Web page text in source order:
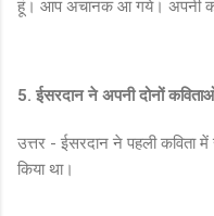
हूं। आप अचानक आ गये। अपनी
5. ईसरदान ने अपनी दोनों
उत्तर - ईसरदान ने पहली कविता में
किया था।